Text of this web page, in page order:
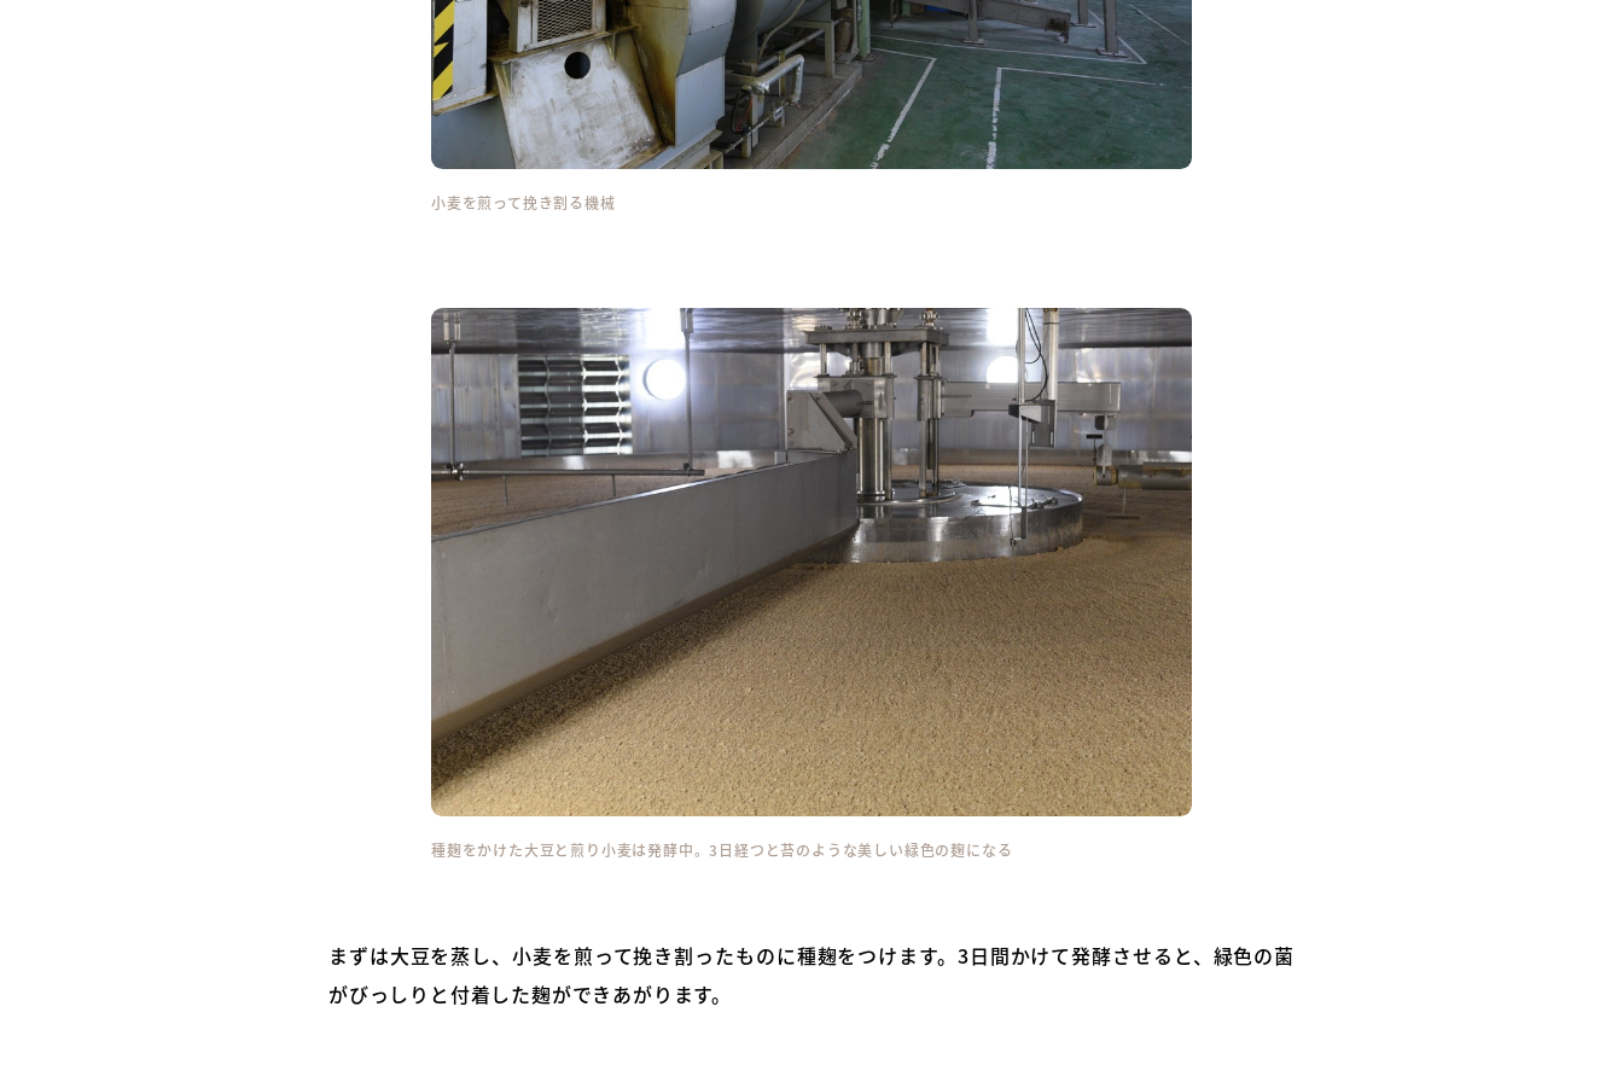
小麦を煎って挽き割る機械
種麹をかけた大豆と煎り小麦は発酵中。3日経つと苔のような美しい緑色の麹になる
まずは大豆を蒸し、小麦を煎って挽き割ったものに種麹をつけます。3日間かけて発酵させると、緑色の菌
がびっしりと付着した麹ができあがります。